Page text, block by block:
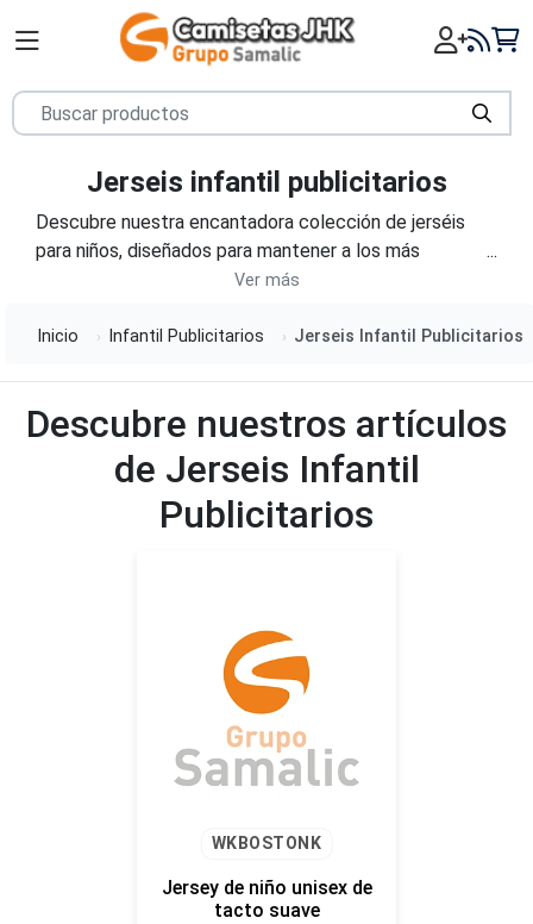
Jerseis infantil publicitarios
Descubre nuestra encantadora colección de jerséis
para niños, diseñados para mantener a los más
pequeños abrigados y con estilo. Desde jerséis de
jerséis están confeccionados con tejidos suaves y
cualquier ocasión.
Inicio Infantil Publicitarios Jerseis Infantil Publicitarios
Descubre nuestros artículos
de Jerseis Infantil
Publicitarios
WKBOSTONK
Jersey de niño unisex de
tacto suave